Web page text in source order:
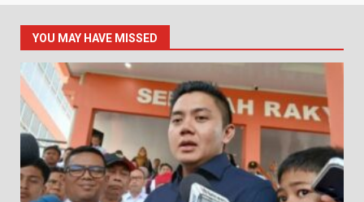
YOU MAY HAVE MISSED